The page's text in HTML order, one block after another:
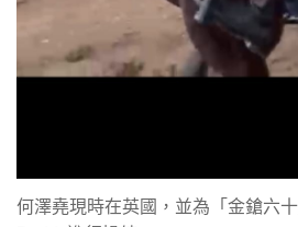
何澤堯現時在英國，並為「金鎗六